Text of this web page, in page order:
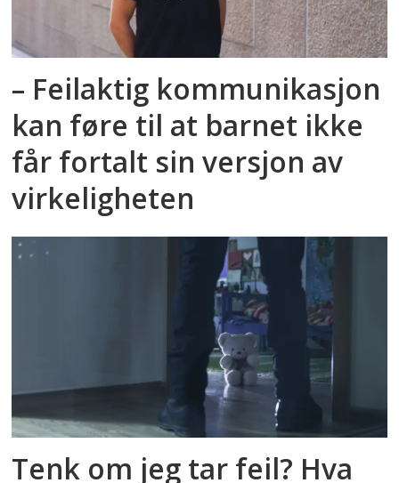
– Feilaktig kommunikasjon
kan føre til at barnet ikke
får fortalt sin versjon av
virkeligheten
Tenk om jeg tar feil? Hva